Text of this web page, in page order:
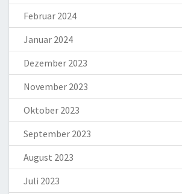
Februar 2024
Januar 2024
Dezember 2023
November 2023
Oktober 2023
September 2023
August 2023
Juli 2023